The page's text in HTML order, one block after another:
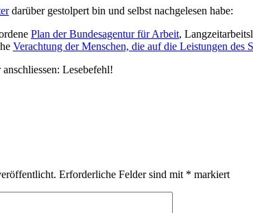
darüber gestolpert bin und selbst nachgelesen habe:
Plan der Bundesagentur für Arbeit,
Verachtung der Menschen, die auf die Leistungen des
Lesebefehl!
Erforderliche Felder sind mit * markiert